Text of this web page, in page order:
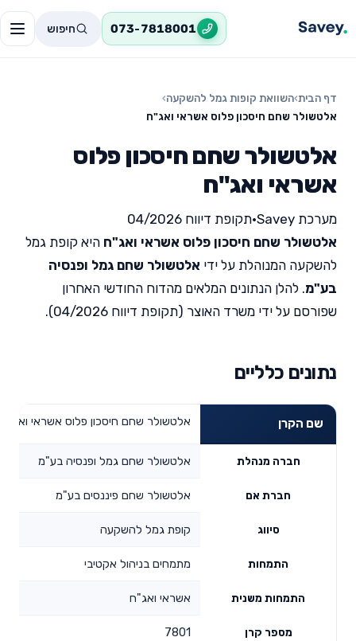
073-7818001 חיפוש
דף הבית›השוואת קופות גמל להשקעה›
אלטשולר שחם חיסכון פלוס אשראי ואג"ח
אלטשולר שחם חיסכון פלוס
אשראי ואג"ח
מערכת Savey •תקופת דיווח 04/2026
אלטשולר שחם חיסכון פלוס אשראי ואג"ח היא קופת גמל
להשקעה המנוהלת על ידי אלטשולר שחם גמל ופנסיה
בע"מ. להלן הנתונים המלאים מהדוח החודשי האחרון
שפורסם על ידי משרד האוצר (תקופת דיווח 04/2026).
נתונים כלליים
שם הקרן אלטשולר שחם חיסכון פלוס אשראי ואג"ח
חברה מנהלת אלטשולר שחם גמל ופנסיה בע"מ
חברת אם אלטשולר שחם פיננסים בע"מ
סיווג קופת גמל להשקעה
התמחות מתמחים בניהול אקטיבי
התמחות משנית אשראי ואג"ח
מספר קרן 7801